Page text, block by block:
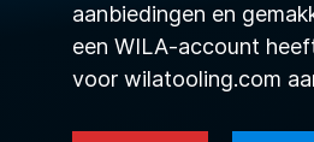
aanbiedingen en
een WILA-account
voor wilatooling.com